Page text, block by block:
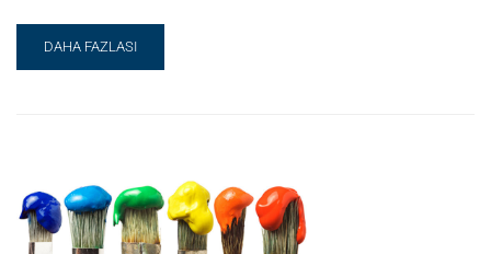
READ
MORE
@
THE
CHOATE
DAHA FAZLASI